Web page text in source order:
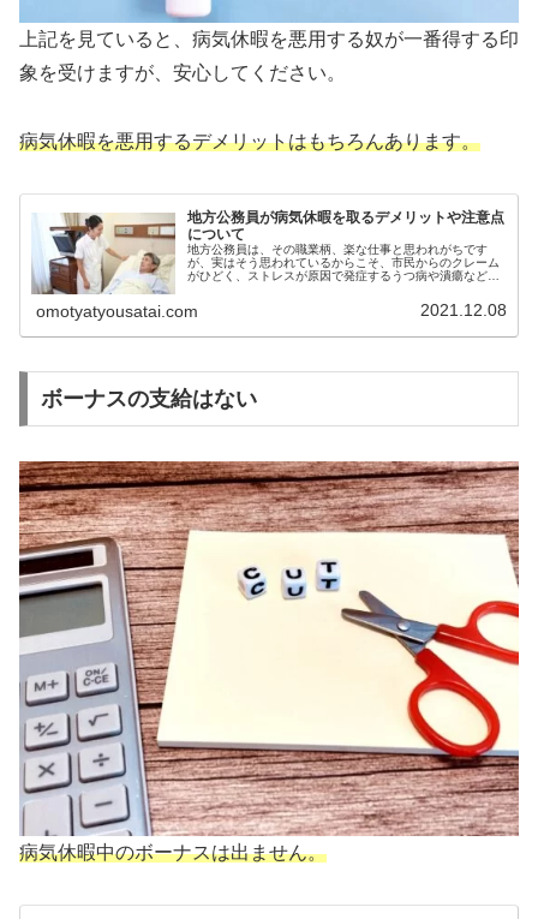
上記を見ていると、病気休暇を悪用する奴が一番得する印
象を受けますが、安心してください。
病気休暇を悪用するデメリットはもちろんあります。
地方公務員が病気休暇を取るデメリットや注意点
について
地方公務員は、その職業柄、楽な仕事と思われがちです
が、実はそう思われているからこそ、市民からのクレーム
がひどく、ストレスが原因で発症するうつ病や潰瘍などの
omotyatyousatai.com 2021.12.08
ボーナスの支給はない
病気休暇中のボーナスは出ません。